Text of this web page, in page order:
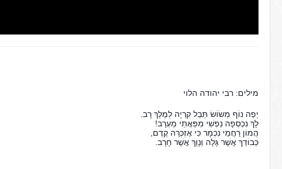
מילים: רבי יהודה הלוי
יְפֵה נוֹף מְשׂוֹשׂ תֵּבֵל קִרְיָה לְמֶלֶךְ רָב.
לָךְ נִכְסְפָה נַפְשִׁי מִפַּאֲתֵי מַעְרָב!
הֲמוֹן רַחֲמַי נִכְמָר כִּי אֶזְכְּרָה קֶדֶם,
כְּבוֹדֵךְ אֲשֶׁר גָּלָה וְנָוֵךְ אֲשֶׁר חָרָב.